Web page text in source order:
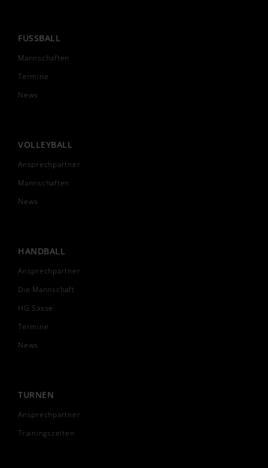
FUSSBALL
Mannschaften
Termine
News
VOLLEYBALL
Ansprechpartner
Mannschaften
News
HANDBALL
Ansprechpartner
Die Mannschaft
HG Sasse
Termine
News
TURNEN
Ansprechpartner
Trainingszeiten